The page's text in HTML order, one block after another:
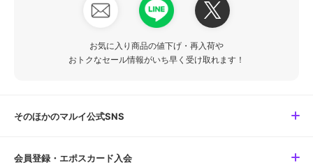
お気に入り商品の値下げ・再入荷や
おトクなセール情報がいち早く受け取れます！
そのほかのマルイ公式SNS
会員登録・エポスカード入会